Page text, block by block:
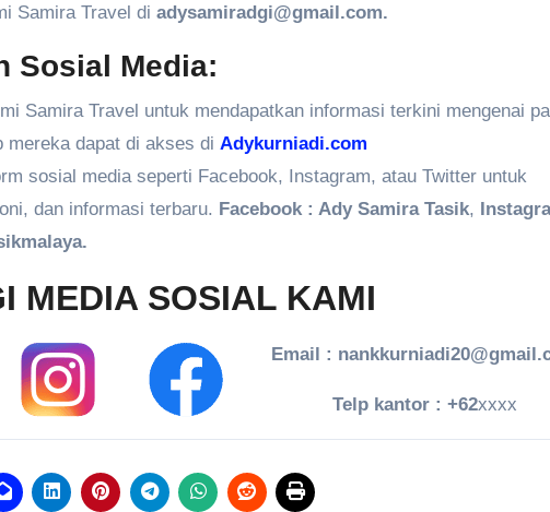
Samira Travel di adysamiradgi@gmail.com.
Sosial Media:
Samira Travel untuk mendapatkan informasi terkini mengenai
mereka dapat di akses di Adykurniadi.com
sosial media seperti Facebook, Instagram, atau Twitter untuk
dan informasi terbaru. Facebook : Ady Samira Tasik,
MEDIA SOSIAL KAMI
Email :
Telp kantor : +62xxxx